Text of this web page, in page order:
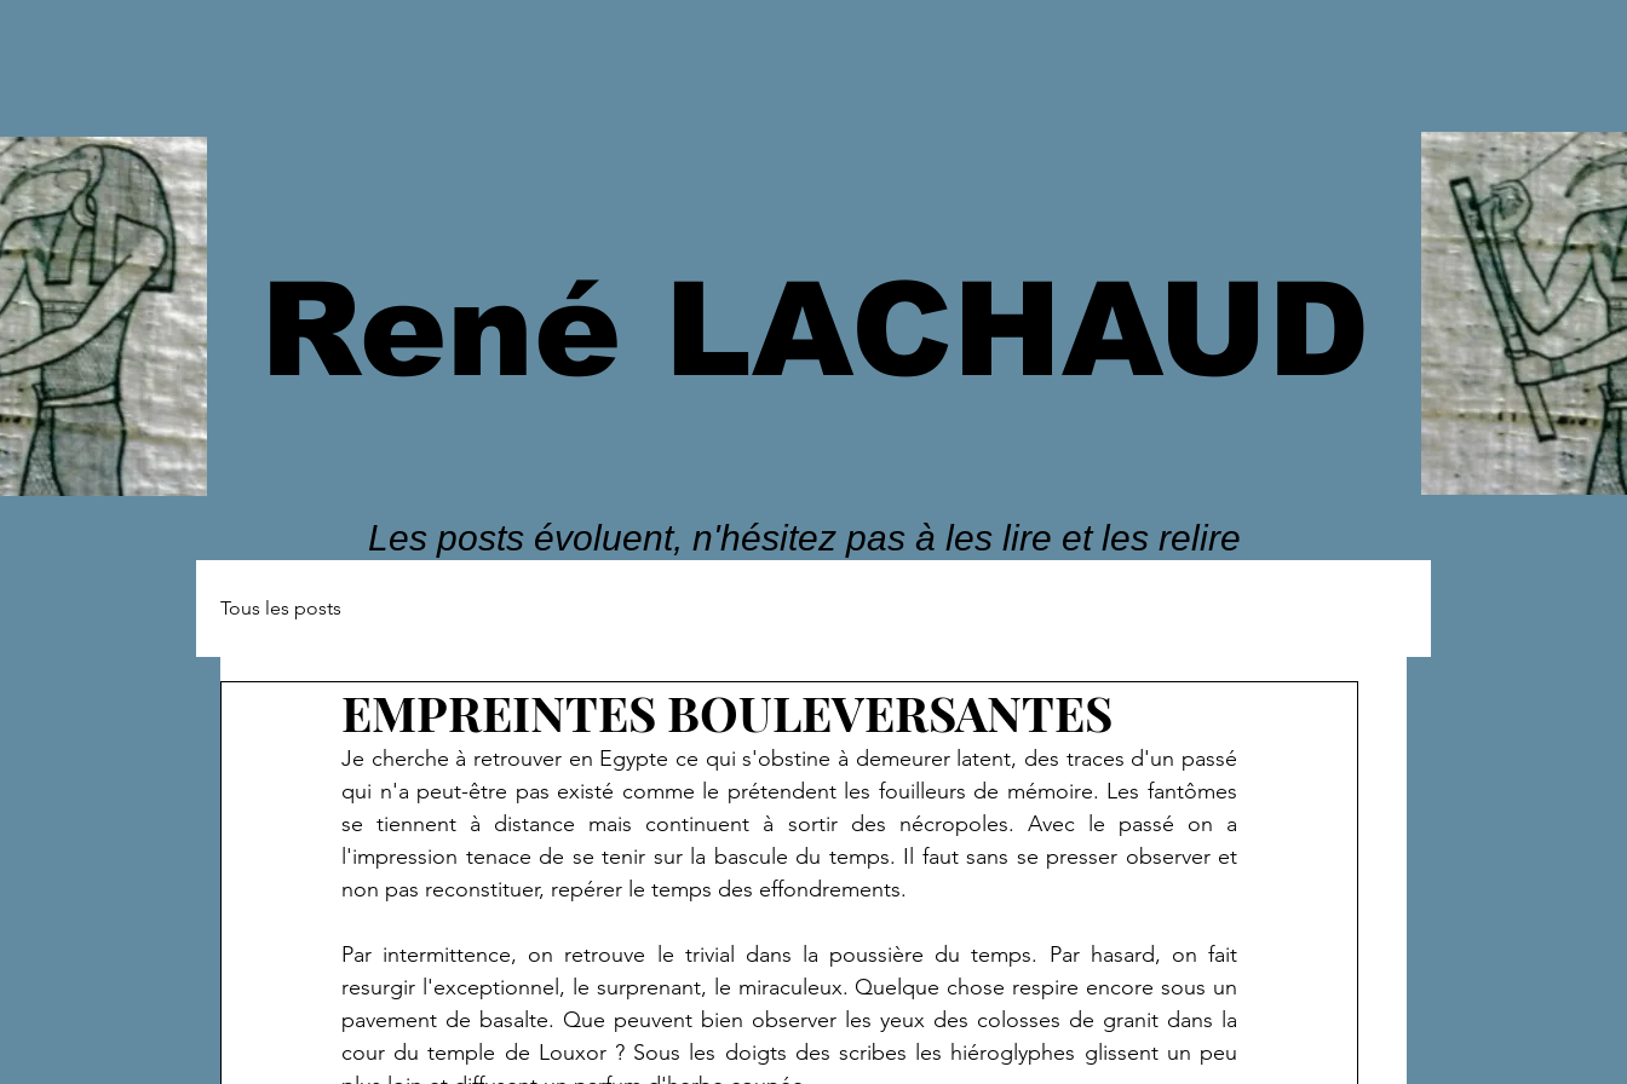
René LACHAUD
Les posts évoluent, n'hésitez pas à les lire et les relire
Tous les posts
EMPREINTES BOULEVERSANTES
Je cherche à retrouver en Egypte ce qui s'obstine à demeurer latent, des traces d'un passé
qui n'a peut-être pas existé comme le prétendent les fouilleurs de mémoire. Les fantômes
se tiennent à distance mais continuent à sortir des nécropoles. Avec le passé on a
l'impression tenace de se tenir sur la bascule du temps. Il faut sans se presser observer et
non pas reconstituer, repérer le temps des effondrements.
Par intermittence, on retrouve le trivial dans la poussière du temps. Par hasard, on fait
resurgir l'exceptionnel, le surprenant, le miraculeux. Quelque chose respire encore sous un
pavement de basalte. Que peuvent bien observer les yeux des colosses de granit dans la
cour du temple de Louxor ? Sous les doigts des scribes les hiéroglyphes glissent un peu